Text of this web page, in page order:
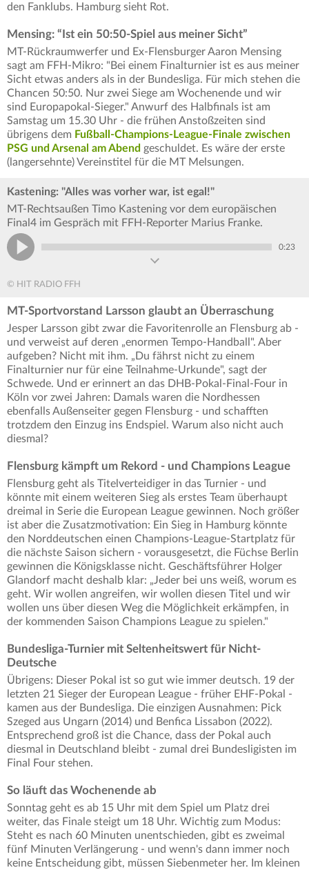
den Fanklubs. Hamburg sieht Rot.
Mensing: “Ist ein 50:50-Spiel aus meiner Sicht”
MT-Rückraumwerfer und Ex-Flensburger Aaron Mensing
sagt am FFH-Mikro: "Bei einem Finalturnier ist es aus meiner
Sicht etwas anders als in der Bundesliga. Für mich stehen die
Chancen 50:50. Nur zwei Siege am Wochenende und wir
sind Europapokal-Sieger." Anwurf des Halbfinals ist am
Samstag um 15.30 Uhr - die frühen Anstoßzeiten sind
übrigens dem Fußball-Champions-League-Finale zwischen
PSG und Arsenal am Abend geschuldet. Es wäre der erste
(langersehnte) Vereinstitel für die MT Melsungen.
Kastening: "Alles was vorher war, ist egal!"
MT-Rechtsaußen Timo Kastening vor dem europäischen
Final4 im Gespräch mit FFH-Reporter Marius Franke.
0:23
© HIT RADIO FFH
MT-Sportvorstand Larsson glaubt an Überraschung
Jesper Larsson gibt zwar die Favoritenrolle an Flensburg ab -
und verweist auf deren „enormen Tempo-Handball". Aber
aufgeben? Nicht mit ihm. „Du fährst nicht zu einem
Finalturnier nur für eine Teilnahme-Urkunde", sagt der
Schwede. Und er erinnert an das DHB-Pokal-Final-Four in
Köln vor zwei Jahren: Damals waren die Nordhessen
ebenfalls Außenseiter gegen Flensburg - und schafften
trotzdem den Einzug ins Endspiel. Warum also nicht auch
diesmal?
Flensburg kämpft um Rekord - und Champions League
Flensburg geht als Titelverteidiger in das Turnier - und
könnte mit einem weiteren Sieg als erstes Team überhaupt
dreimal in Serie die European League gewinnen. Noch größer
ist aber die Zusatzmotivation: Ein Sieg in Hamburg könnte
den Norddeutschen einen Champions-League-Startplatz für
die nächste Saison sichern - vorausgesetzt, die Füchse Berlin
gewinnen die Königsklasse nicht. Geschäftsführer Holger
Glandorf macht deshalb klar: „Jeder bei uns weiß, worum es
geht. Wir wollen angreifen, wir wollen diesen Titel und wir
wollen uns über diesen Weg die Möglichkeit erkämpfen, in
der kommenden Saison Champions League zu spielen."
Bundesliga-Turnier mit Seltenheitswert für Nicht-
Deutsche
Übrigens: Dieser Pokal ist so gut wie immer deutsch. 19 der
letzten 21 Sieger der European League - früher EHF-Pokal -
kamen aus der Bundesliga. Die einzigen Ausnahmen: Pick
Szeged aus Ungarn (2014) und Benfica Lissabon (2022).
Entsprechend groß ist die Chance, dass der Pokal auch
diesmal in Deutschland bleibt - zumal drei Bundesligisten im
Final Four stehen.
So läuft das Wochenende ab
Sonntag geht es ab 15 Uhr mit dem Spiel um Platz drei
weiter, das Finale steigt um 18 Uhr. Wichtig zum Modus:
Steht es nach 60 Minuten unentschieden, gibt es zweimal
fünf Minuten Verlängerung - und wenn's dann immer noch
keine Entscheidung gibt, müssen Siebenmeter her. Im kleinen